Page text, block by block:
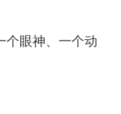
个眼神、一个动